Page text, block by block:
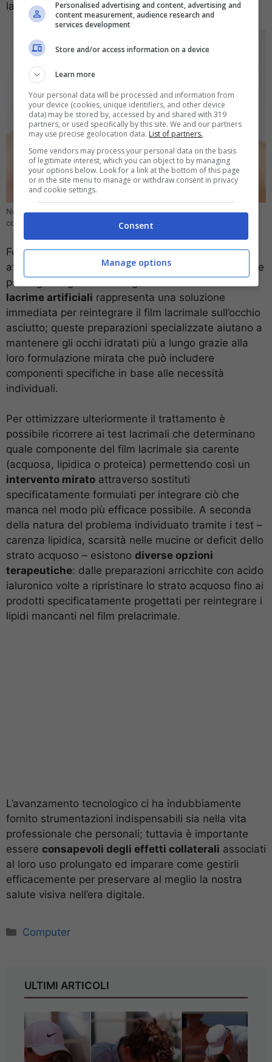
lacrime.
Non sottovalutare i rischi dell’esposizione prolungata agli schermi –
computer-idea.it
Fortunatamente esistono diverse strategie per
affrontare questa problematica legata all’esposizione
prolungata agli schermi digitali. L’utilizzo delle
lacrime artificiali rappresenta una soluzione
immediata per reintegrare il film lacrimale sull’occhio
asciutto; queste preparazioni specializzate aiutano a
mantenere gli occhi idratati più a lungo grazie alla
loro formulazione mirata che può includere
componenti specifiche in base alle necessità
individuali.
Per ottimizzare ulteriormente il trattamento è
possibile ricorrere ai test lacrimali che determinano
quale componente del film lacrimale sia carente
(acquosa, lipidica o proteica) permettendo così un
intervento mirato attraverso sostituti
specificatamente formulati per integrare ciò che
manca nel modo più efficace possibile. A seconda
della natura del problema individuato tramite i test –
carenza lipidica, scarsità nelle mucine or deficit dello
strato acquoso – esistono diverse opzioni
terapeutiche: dalle preparazioni arricchite con acido
ialuronico volte a ripristinare lo strato acquoso fino ai
prodotti specificatamente progettati per reintegrare i
lipidi mancanti nel film prelacrimale.
L’avanzamento tecnologico ci ha indubbiamente
fornito strumentazioni indispensabili sia nella vita
professionale che personali; tuttavia è importante
essere consapevoli degli effetti collaterali associati
al loro uso prolungato ed imparare come gestirli
efficacemente per preservare al meglio la nostra
salute visiva nell’era digitale.
Categorie
Computer
ULTIMI ARTICOLI
Personalised advertising and content, advertising and
content measurement, audience research and
services development
Store and/or access information on a device
Learn more
Your personal data will be processed and information from
your device (cookies, unique identifiers, and other device
data) may be stored by, accessed by and shared with 319
partners, or used specifically by this site. We and our partners
may use precise geolocation data. List of partners.
Some vendors may process your personal data on the basis
of legitimate interest, which you can object to by managing
your options below. Look for a link at the bottom of this page
or in the site menu to manage or withdraw consent in privacy
and cookie settings.
Consent
Manage options